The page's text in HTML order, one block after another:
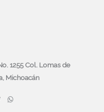
1255 Col. Lomas de
Michoacán
W
h